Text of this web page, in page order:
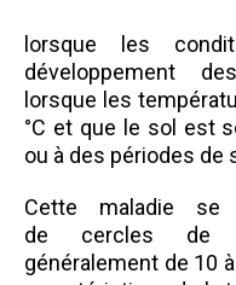
lorsque les
développement
lorsque les
°C et que le sol est
ou à des périodes de
Cette maladie se
de cercles de
généralement de 10